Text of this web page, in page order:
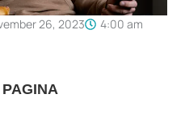
26, 2023 4:00 am